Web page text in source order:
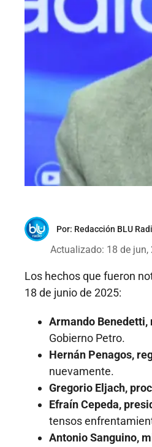
Por: Redacción BLU
Actualizado: 18 de jun,
Los hechos que fueron
18 de junio de 2025:
Armando
Gobierno Petro.
Hernán Penagos,
nuevamente.
Gregorio Eljach,
Efraín Cepeda,
tensos
Antonio Sanguino,